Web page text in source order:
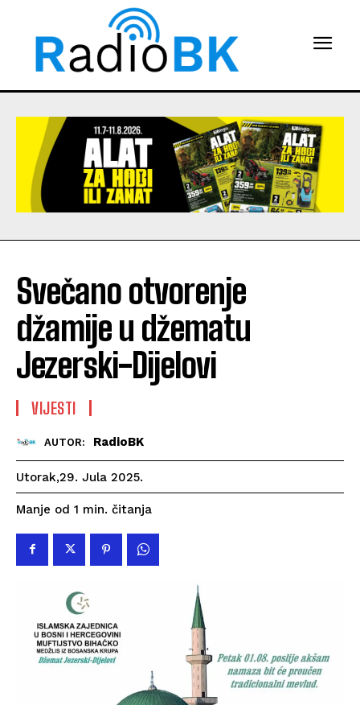
Svečano otvorenje
džamije u džematu
Jezerski-Dijelovi
VIJESTI
AUTOR: RadioBK
Utorak,29. Jula 2025.
Manje od 1 min. čitanja